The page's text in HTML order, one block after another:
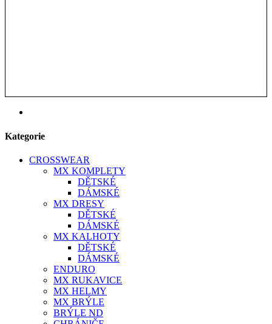
Kategorie
CROSSWEAR
MX KOMPLETY
DĚTSKÉ
DÁMSKÉ
MX DRESY
DĚTSKÉ
DÁMSKÉ
MX KALHOTY
DĚTSKÉ
DÁMSKÉ
ENDURO
MX RUKAVICE
MX HELMY
MX BRÝLE
BRÝLE ND